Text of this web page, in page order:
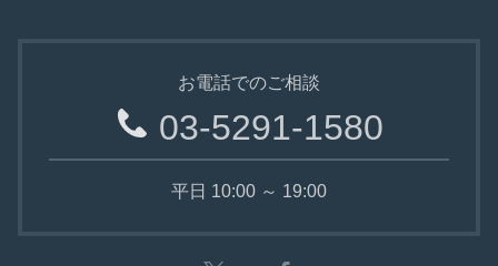
お電話でのご相談
03-5291-1580
平日 10:00 ～ 19:00